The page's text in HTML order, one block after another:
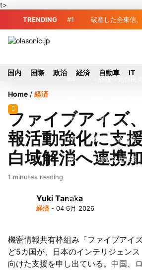
t>
TRENDING #1 破産した全東信
の真紀子氏
元社長が取締役に就任—
界良好
#6 九州ガス、熊本
のガス供給停止 「2次災
由に
#7 破産した全東信
近畿産業信組の219億円
#8 犬猫食禁止法案
「人感センサー搭載ファ
#10
63者の負債総額は1151億
国内 国際 政治 経済 自動車 IT
Home / 経済
ファイブアイズ
報活動強化に支
白域解消へ連携
1 minutes reading
Yuki Tanaka
経済 - 04 6月 2026
機密情報共有枠組み「ファイブアイ
ど5カ国が、日本のインテリジェン
向けた支援を申し出ている。中国、